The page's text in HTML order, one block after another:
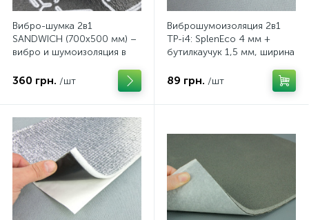
Вибро-шумка 2в1
SANDWICH (700х500 мм) –
вибро и шумоизоляция в
360 грн. /шт
Виброшумоизоляция 2в1
TP-i4: SplenEco 4 мм +
бутилкаучук 1,5 мм, ширина
89 грн. /шт